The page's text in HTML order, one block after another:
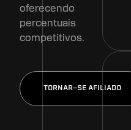
oferecendo
percentuais
competitivos.
TORNAR-SE AFILIADO